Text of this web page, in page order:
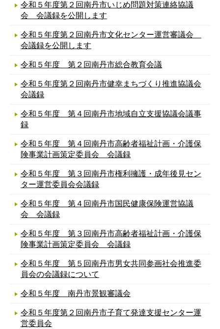
令和５年度第２回南丹市いじめ問題対策連絡協議
会 会議録を公開します
令和５年度第２回南丹市文化センター運営審議会
会議録を公開します
令和５年度 第２回南丹市総合教育会議
令和５年度第２回南丹市健幸まちづくり推進協議会
会議録
令和５年度 第４回南丹市地域自立支援協議会議事
録
令和５年度 第４回南丹市高齢者福祉計画・介護保
険事業計画策定委員会 会議録
令和５年度 第３回南丹市権利擁護・成年後見セン
ター運営委員会会議録
令和５年度 第４回南丹市国民健康保険運営協議
会 会議録
令和５年度 第３回南丹市高齢者福祉計画・介護保
険事業計画策定委員会 会議録
令和５年度 第５回南丹市男女共同参画社会推進委
員会の会議録について
令和５年度 南丹市景観審議会
令和５年度第２回南丹市子育て発達支援センター運
営委員会